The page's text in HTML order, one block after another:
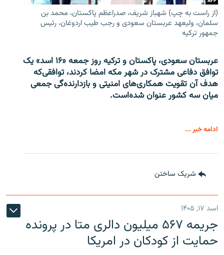
(از راست به چپ) شهباز شریف، صدراعظم پاکستان، محمد بن
سلمان، ولیعهد عربستان سعودی و رجب طیب اردوغان، رئیس
جمهور ترکیه
عربستان سعودی، پاکستان و ترکیه روز جمعه «۱۶ اسد» یک
توافق دفاعی مشترک در شهر مکه امضا کردند، توافقی‌که
هدف آن تقویت همکاری‌های امنیتی و بازدارنده‌گی جمعی
میان سه کشور عنوان شده‌است.
ادامه خبر ...
شریک ساختن
اسد ۱۷, ۱۴۰۵
جریمه ۵۶۷ میلیون دالری متا در پرونده
حمایت از کودکان در امریکا